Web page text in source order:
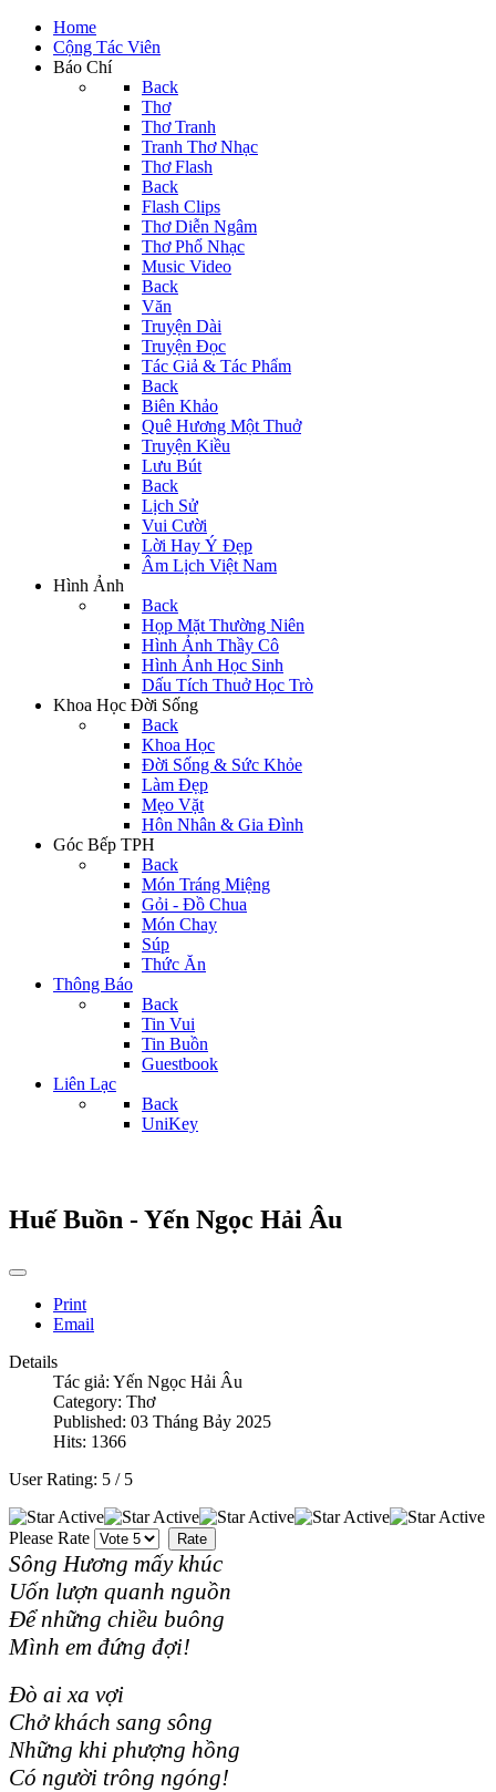
Home
Cộng Tác Viên
Báo Chí
Back
Thơ
Thơ Tranh
Tranh Thơ Nhạc
Thơ Flash
Back
Flash Clips
Thơ Diễn Ngâm
Thơ Phổ Nhạc
Music Video
Back
Văn
Truyện Dài
Truyện Đọc
Tác Giả & Tác Phẩm
Back
Biên Khảo
Quê Hương Một Thuở
Truyện Kiều
Lưu Bút
Back
Lịch Sử
Vui Cười
Lời Hay Ý Đẹp
Âm Lịch Việt Nam
Hình Ảnh
Back
Họp Mặt Thường Niên
Hình Ảnh Thầy Cô
Hình Ảnh Học Sinh
Dấu Tích Thuở Học Trò
Khoa Học Đời Sống
Back
Khoa Học
Đời Sống & Sức Khỏe
Làm Đẹp
Mẹo Vặt
Hôn Nhân & Gia Đình
Góc Bếp TPH
Back
Món Tráng Miệng
Gỏi - Đồ Chua
Món Chay
Súp
Thức Ăn
Thông Báo
Back
Tin Vui
Tin Buồn
Guestbook
Liên Lạc
Back
UniKey
Huế Buồn - Yến Ngọc Hải Âu
Print
Email
Details
Tác giả: Yến Ngọc Hải Âu
Category: Thơ
Published: 03 Tháng Bảy 2025
Hits: 1366
User Rating: 5 / 5
Please Rate
Sông Hương mấy khúc
Uốn lượn quanh nguồn
Để những chiều buông
Mình em đứng đợi!
Đò ai xa vợi
Chở khách sang sông
Những khi phượng hồng
Có người trông ngóng!